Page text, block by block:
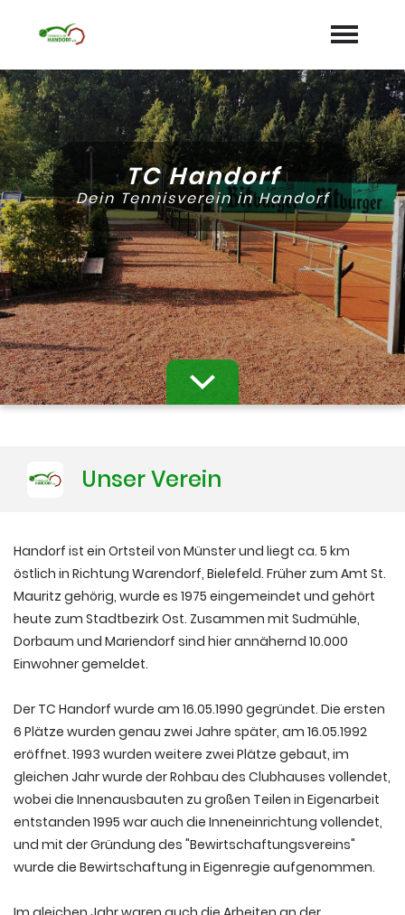
Startseite
Aktuelles
Termine
Unser Verein expand_more
Mannschaften
Jugend expand_more
Sponsoren
Galerie
Platzbuchung
TC Handorf
Dein Tennisverein in Handorf
Unser Verein
Handorf ist ein Ortsteil von Münster und liegt ca. 5 km
östlich in Richtung Warendorf, Bielefeld. Früher zum Amt St.
Mauritz gehörig, wurde es 1975 eingemeindet und gehört
heute zum Stadtbezirk Ost. Zusammen mit Sudmühle,
Dorbaum und Mariendorf sind hier annähernd 10.000
Einwohner gemeldet.
Der TC Handorf wurde am 16.05.1990 gegründet. Die ersten
6 Plätze wurden genau zwei Jahre später, am 16.05.1992
eröffnet. 1993 wurden weitere zwei Plätze gebaut, im
gleichen Jahr wurde der Rohbau des Clubhauses vollendet,
wobei die Innenausbauten zu großen Teilen in Eigenarbeit
entstanden 1995 war auch die Inneneinrichtung vollendet,
und mit der Gründung des "Bewirtschaftungsvereins"
wurde die Bewirtschaftung in Eigenregie aufgenommen.